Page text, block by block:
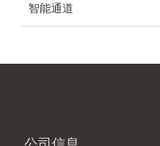
智能通道